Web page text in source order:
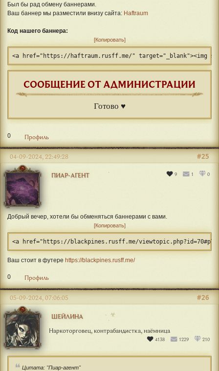
Был бы рад обмену баннерами.
Ваш баннер мы разместили внизу сайта: Haftraum
Код нашего баннера:
Копировать
<a href="https://haftraum.rusff.me/" target="_blank"><img
СООБЩЕНИЕ ОТ АДМИНИСТРАЦИИ
Готово ♥
0 Профиль
ПИАР-АГЕНТ 9 1 0
#25
04-09-2024, 22:49:28
Добрый вечер, хотели бы обменяться баннерами с вами.
Копировать
<a href="https://blackpines.rusff.me/
Ваш стоит в футере https://blackpines.rusff.me/
0 Профиль
ШЕЙЛИНА ☣
Наркоторговец, контрабандистка, наёмница
4138 1229 210
#26
05-09-2024, 07:06:05
Цитата: "Пиар-агент"